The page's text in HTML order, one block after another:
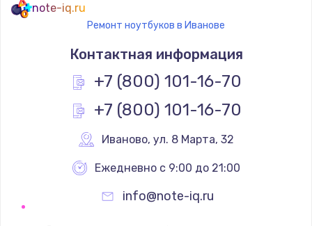
note-iq.ru
Ремонт ноутбуков в Иванове
Контактная информация
+7 (800) 101-16-70
+7 (800) 101-16-70
Иваново, ул. 8 Марта, 32
Ежедневно с 9:00 до 21:00
info@note-iq.ru